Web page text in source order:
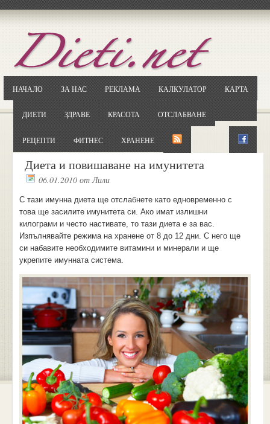
НАЧАЛО ЗА НАС РЕКЛАМА КАЛКУЛАТОР КАРТА
ДИЕТИ ЗДРАВЕ КРАСОТА ОТСЛАБВАНЕ
РЕЦЕПТИ ФИТНЕС ХРАНЕНЕ
Диета и повишаване на имунитета
06.01.2010 отЛили
С тази имунна диета ще отслабнете като едновременно с
това ще засилите имунитета си. Ако имат излишни
килограми и често настивате, то тази диета е за вас.
Изпълнявайте режима на хранене от 8 до 12 дни. С него ще
си набавите необходимите витамини и минерали и ще
укрепите имунната система.
ОтворетеGoogle.bg
Потърсете "Cloxy"
Кликнете на първия резултат
... и я въведете в полето: